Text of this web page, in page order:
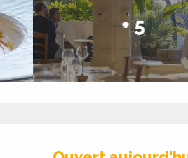
+ 5
Ouverture